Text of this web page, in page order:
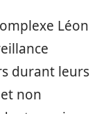
Léon
durant leurs
non